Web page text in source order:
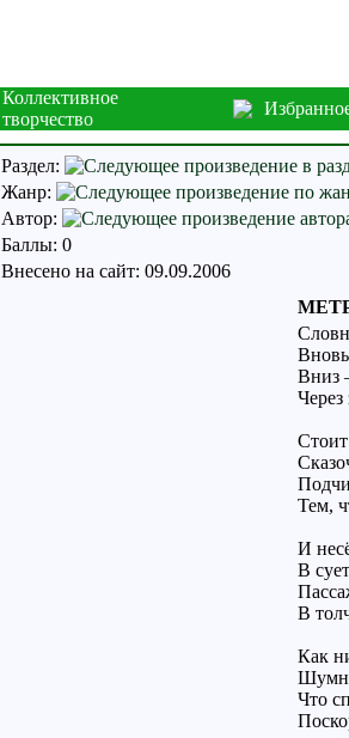
Коллективное
творчество
Раздел:
Жанр:
Автор:
Баллы: 0
Внесено на сайт: 09.09.2006
Вниз
Через
Тем,
И
В
В
Как
Что